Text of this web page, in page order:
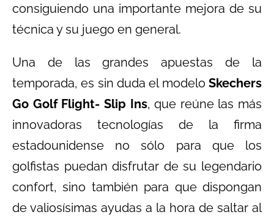
consiguiendo una importante mejora de su
técnica y su juego en general.
Una de las grandes apuestas de la
temporada, es sin duda el modelo Skechers
Go Golf Flight- Slip Ins, que reúne las más
innovadoras tecnologías de la firma
estadounidense no sólo para que los
golfistas puedan disfrutar de su legendario
confort, sino también para que dispongan
de valiosísimas ayudas a la hora de saltar al